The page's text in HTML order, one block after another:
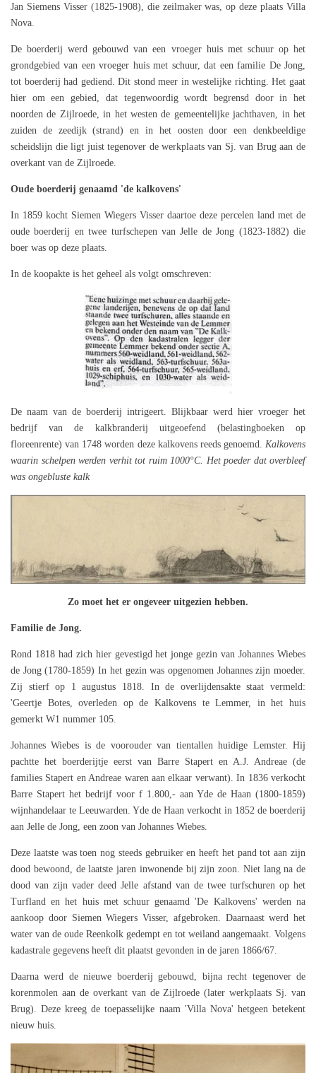
Jan Siemens Visser (1825-1908), die zeilmaker was, op deze plaats Villa
Nova.
De boerderij werd gebouwd van een vroeger huis met schuur op het
grondgebied van een vroeger huis met schuur, dat een familie De Jong,
tot boerderij had gediend. Dit stond meer in westelijke richting. Het gaat
hier om een gebied, dat tegenwoordig wordt begrensd door in het
noorden de Zijlroede, in het westen de gemeentelijke jachthaven, in het
zuiden de zeedijk (strand) en in het oosten door een denkbeeldige
scheidslijn die ligt juist tegenover de werkplaats van Sj. van Brug aan de
overkant van de Zijlroede.
Oude boerderij genaamd 'de kalkovens'
In 1859 kocht Siemen Wiegers Visser daartoe deze percelen land met de
oude boerderij en twee turfschepen van Jelle de Jong (1823-1882) die
boer was op deze plaats.
In de koopakte is het geheel als volgt omschreven:
De naam van de boerderij intrigeert. Blijkbaar werd hier vroeger het
bedrijf van de kalkbranderij uitgeoefend (belastingboeken op
floreenrente) van 1748 worden deze kalkovens reeds genoemd. Kalkovens
waarin schelpen werden verhit tot ruim 1000°C. Het poeder dat overbleef
was ongebluste kalk
Zo moet het er ongeveer uitgezien hebben.
Familie de Jong.
Rond 1818 had zich hier gevestigd het jonge gezin van Johannes Wiebes
de Jong (1780-1859) In het gezin was opgenomen Johannes zijn moeder.
Zij stierf op 1 augustus 1818. In de overlijdensakte staat vermeld:
'Geertje Botes, overleden op de Kalkovens te Lemmer, in het huis
gemerkt W1 nummer 105.
Johannes Wiebes is de voorouder van tientallen huidige Lemster. Hij
pachtte het boerderijtje eerst van Barre Stapert en A.J. Andreae (de
families Stapert en Andreae waren aan elkaar verwant). In 1836 verkocht
Barre Stapert het bedrijf voor f 1.800,- aan Yde de Haan (1800-1859)
wijnhandelaar te Leeuwarden. Yde de Haan verkocht in 1852 de boerderij
aan Jelle de Jong, een zoon van Johannes Wiebes.
Deze laatste was toen nog steeds gebruiker en heeft het pand tot aan zijn
dood bewoond, de laatste jaren inwonende bij zijn zoon. Niet lang na de
dood van zijn vader deed Jelle afstand van de twee turfschuren op het
Turfland en het huis met schuur genaamd 'De Kalkovens' werden na
aankoop door Siemen Wiegers Visser, afgebroken. Daarnaast werd het
water van de oude Reenkolk gedempt en tot weiland aangemaakt. Volgens
kadastrale gegevens heeft dit plaatst gevonden in de jaren 1866/67.
Daarna werd de nieuwe boerderij gebouwd, bijna recht tegenover de
korenmolen aan de overkant van de Zijlroede (later werkplaats Sj. van
Brug). Deze kreeg de toepasselijke naam 'Villa Nova' hetgeen betekent
nieuw huis.